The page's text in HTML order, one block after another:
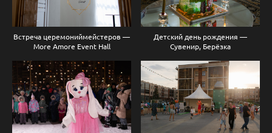
Встреча церемониймейстеров —
More Amore Event Hall
Детский день рождения —
Сувенир, Берёзка